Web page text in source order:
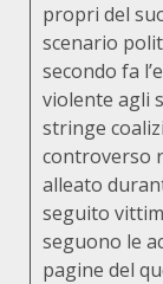
propri del
scenario
secondo fa
violente agli
stringe
controverso
alleato
seguito
seguono le
pagine del